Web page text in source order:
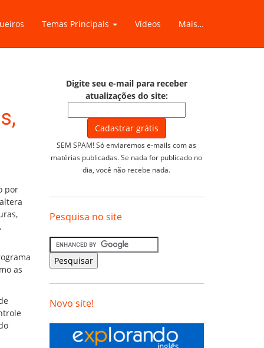
Temas Principais Vídeos Mais…
por
as
Digite seu e-mail para receber
atualizações do site:
SEM SPAM! Só enviaremos e-mails com as
matérias publicadas. Se nada for publicado no
dia, você não recebe nada.
Pesquisa no site
Novo site!